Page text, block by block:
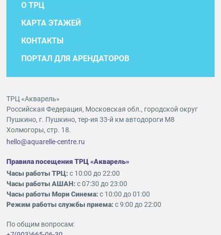
О ТРЦ
КАРТА ЭТАЖЕЙ
КОНТАКТЫ
ПОРТАЛ ДЛЯ АРЕНДАТОРОВ
ТРЦ «Акварель»
Российская Федерация, Московская обл., городской округ
Пушкино, г. Пушкино, тер-ия 33-й км автодороги М8
Холмогоры, стр. 18.
hello@aquarelle-centre.ru
Правила посещения ТРЦ «Акварель»
Часы работы ТРЦ:с 10:00 до 22:00
Часы работы АШАН:с 07:30 до 23:00
Часы работы Мори Синема:с 10:00 до 01:00
Режим работы службы приема:с 9:00 до 22:00
По общим вопросам: